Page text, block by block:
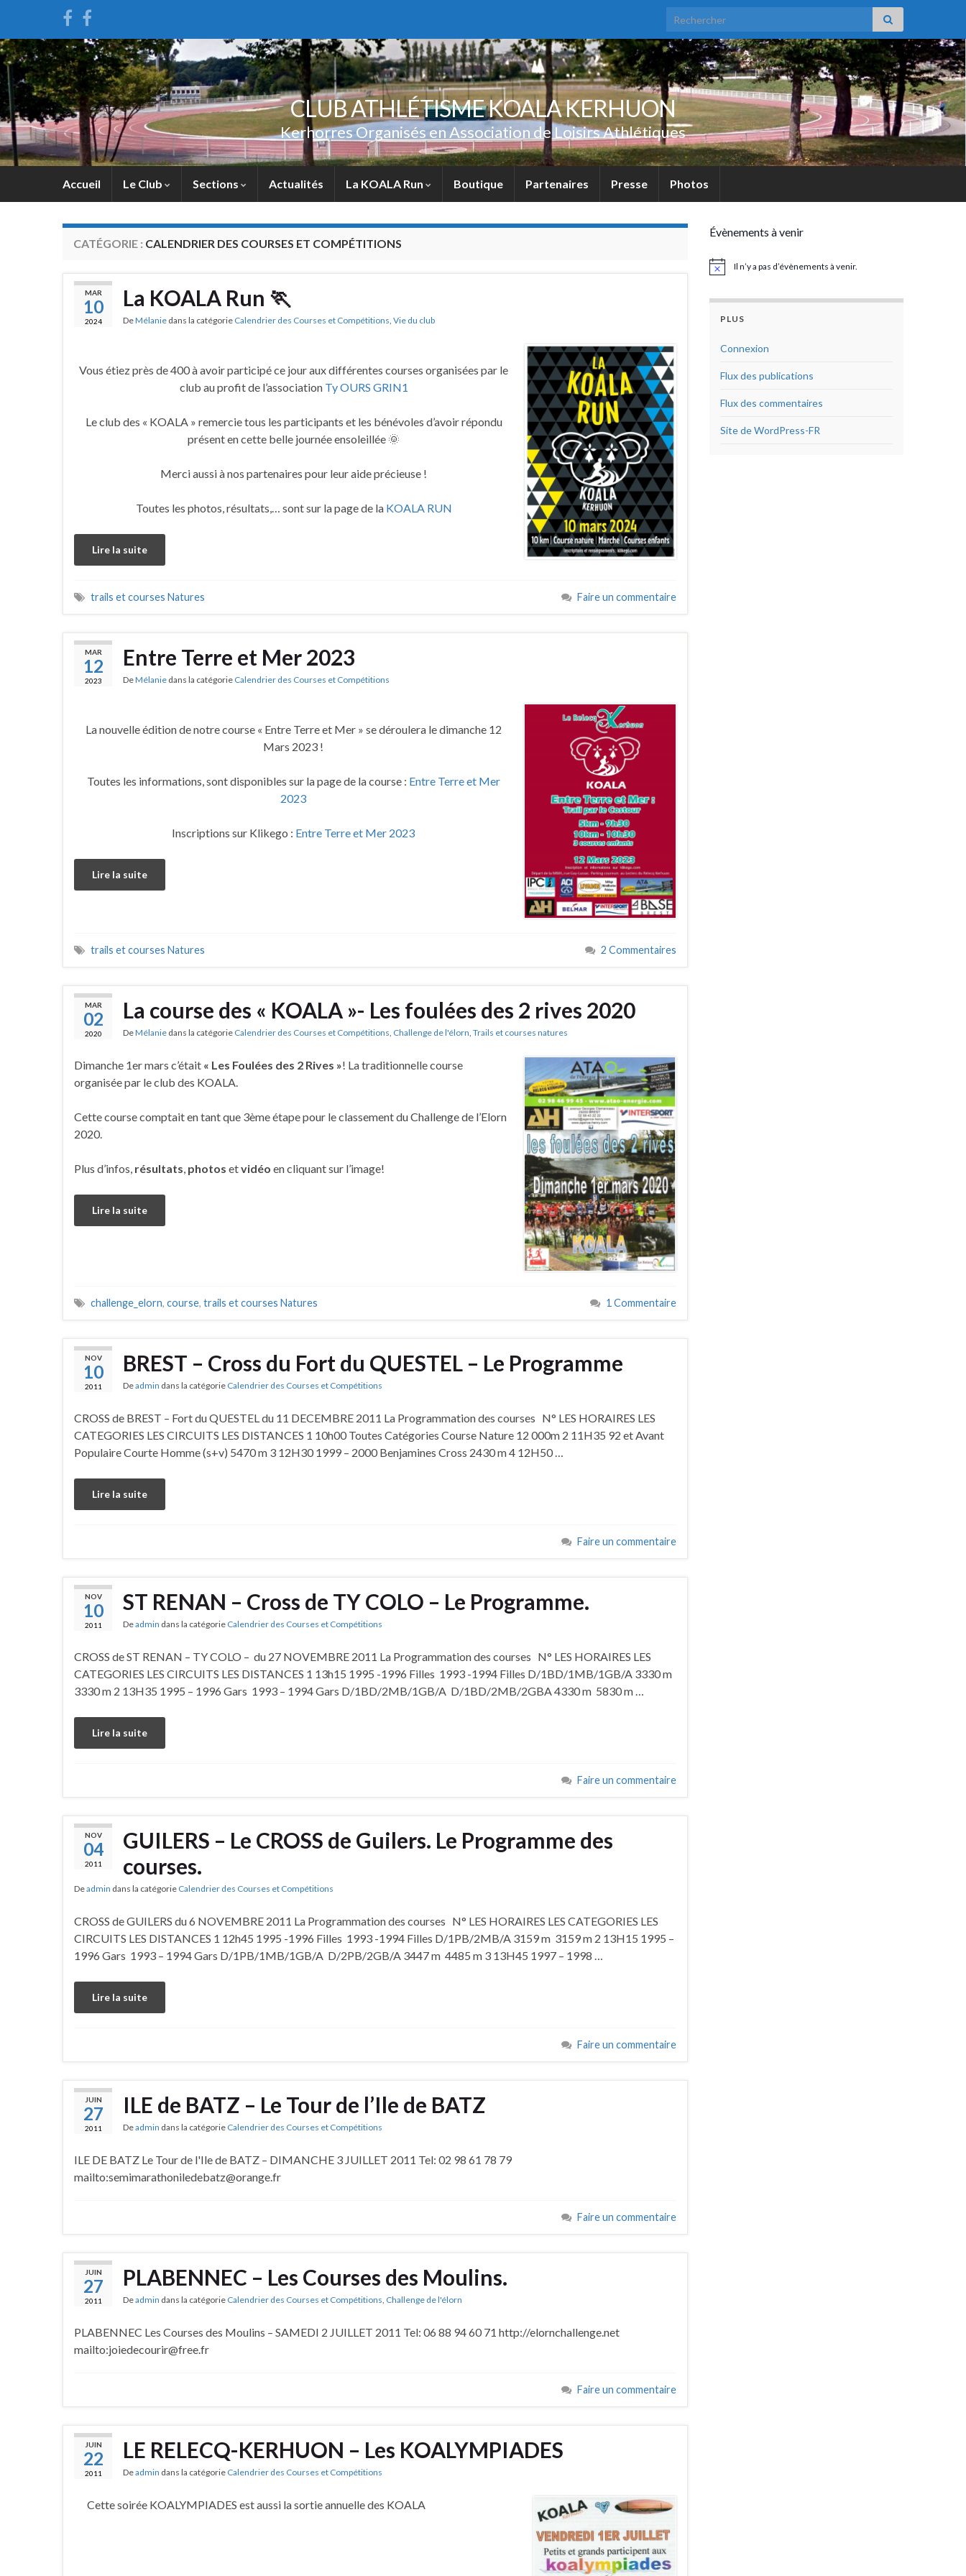
Search for:
CLUB ATHLÉTISME KOALA KERHUON
Kerhorres Organisés en Association de Loisirs Athlétiques
Accueil Le Club Sections Actualités La KOALA Run Boutique Partenaires Presse Photos
CATÉGORIE : CALENDRIER DES COURSES ET COMPÉTITIONS
MAR
10
2024
La KOALA Run 🏃
DeMélanie dans la catégorie Calendrier des Courses et Compétitions Vie du club
Vous étiez près de 400 à avoir participé ce jour aux différentes courses organisées par le
club au profit de l’association Ty OURS GRIN1
Le club des « KOALA » remercie tous les participants et les bénévoles d’avoir répondu
présent en cette belle journée ensoleillée 🌞
Merci aussi à nos partenaires pour leur aide précieuse !
Toutes les photos, résultats,… sont sur la page de la KOALA RUN
Lire la suite
trails et courses Natures Faire un commentaire
MAR
12
2023
Entre Terre et Mer 2023
DeMélanie dans la catégorie Calendrier des Courses et Compétitions
La nouvelle édition de notre course « Entre Terre et Mer » se déroulera le dimanche 12
Mars 2023 !
Toutes les informations, sont disponibles sur la page de la course : Entre Terre et Mer
2023
Inscriptions sur Klikego : Entre Terre et Mer 2023
Lire la suite
trails et courses Natures 2 Commentaires
MAR
02
2020
La course des « KOALA »- Les foulées des 2 rives 2020
DeMélanie dans la catégorie Calendrier des Courses et Compétitions Challenge de l'élorn Trails et courses natures
Dimanche 1er mars c’était « Les Foulées des 2 Rives »! La traditionnelle course
organisée par le club des KOALA.
Cette course comptait en tant que 3ème étape pour le classement du Challenge de l’Elorn
2020.
Plus d’infos, résultats photos etvidéo en cliquant sur l’image!
Lire la suite
challenge_elorn, course, trails et courses Natures 1 Commentaire
NOV
10
2011
BREST – Cross du Fort du QUESTEL – Le Programme
Deadmin dans la catégorie Calendrier des Courses et Compétitions
CROSS de BREST – Fort du QUESTEL du 11 DECEMBRE 2011 La Programmation des courses N° LES HORAIRES LES
CATEGORIES LES CIRCUITS LES DISTANCES 1 10h00 Toutes Catégories Course Nature 12 000m 2 11H35 92 et Avant
Populaire Courte Homme (s+v) 5470 m 3 12H30 1999 – 2000 Benjamines Cross 2430 m 4 12H50 …
Lire la suite
Faire un commentaire
NOV
10
2011
ST RENAN – Cross de TY COLO – Le Programme.
Deadmin dans la catégorie Calendrier des Courses et Compétitions
CROSS de ST RENAN – TY COLO – du 27 NOVEMBRE 2011 La Programmation des courses N° LES HORAIRES LES
CATEGORIES LES CIRCUITS LES DISTANCES 1 13h15 1995 -1996 Filles 1993 -1994 Filles D/1BD/1MB/1GB/A 3330 m
3330 m 2 13H35 1995 – 1996 Gars 1993 – 1994 Gars D/1BD/2MB/1GB/A D/1BD/2MB/2GBA 4330 m 5830 m …
Lire la suite
Faire un commentaire
NOV
04
2011
GUILERS – Le CROSS de Guilers. Le Programme des
courses.
Deadmin dans la catégorie Calendrier des Courses et Compétitions
CROSS de GUILERS du 6 NOVEMBRE 2011 La Programmation des courses N° LES HORAIRES LES CATEGORIES LES
CIRCUITS LES DISTANCES 1 12h45 1995 -1996 Filles 1993 -1994 Filles D/1PB/2MB/A 3159 m 3159 m 2 13H15 1995 –
1996 Gars 1993 – 1994 Gars D/1PB/1MB/1GB/A D/2PB/2GB/A 3447 m 4485 m 3 13H45 1997 – 1998 …
Lire la suite
Faire un commentaire
JUIN
27
2011
ILE de BATZ – Le Tour de l’Ile de BATZ
Deadmin dans la catégorie Calendrier des Courses et Compétitions
ILE DE BATZ Le Tour de l'Ile de BATZ – DIMANCHE 3 JUILLET 2011 Tel: 02 98 61 78 79
mailto:semimarathoniledebatz@orange.fr
Faire un commentaire
JUIN
27
2011
PLABENNEC – Les Courses des Moulins.
Deadmin dans la catégorie Calendrier des Courses et Compétitions Challenge de l'élorn
PLABENNEC Les Courses des Moulins – SAMEDI 2 JUILLET 2011 Tel: 06 88 94 60 71 http://elornchallenge.net
mailto:joiedecourir@free.fr
Faire un commentaire
JUIN
22
2011
LE RELECQ-KERHUON – Les KOALYMPIADES
Deadmin dans la catégorie Calendrier des Courses et Compétitions
Cette soirée KOALYMPIADES est aussi la sortie annuelle des KOALA
Évènements à venir
NoticeIl n’y a pas d’évènements à venir.
PLUS
Connexion
Flux des publications
Flux des commentaires
Site de WordPress-FR